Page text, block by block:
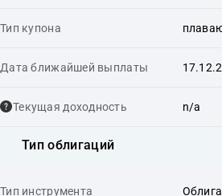
Тип купона
Дата ближайшей выплаты
Текущая доходность n/a
Тип облигаций
Тип инструмента